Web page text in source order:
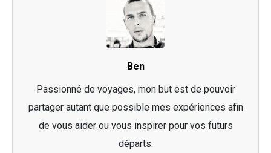
Ben
Passionné de voyages, mon but est de pouvoir
partager autant que possible mes expériences afin
de vous aider ou vous inspirer pour vos futurs
départs.